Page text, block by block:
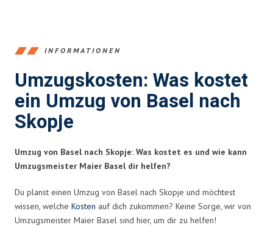
INFORMATIONEN
Umzugskosten: Was kostet
ein Umzug von Basel nach
Skopje
Umzug von Basel nach Skopje: Was kostet es und wie kann
Umzugsmeister Maier Basel dir helfen?
Du planst einen Umzug von Basel nach Skopje und möchtest
wissen, welche Kosten auf dich zukommen? Keine Sorge, wir von
Umzugsmeister Maier Basel sind hier, um dir zu helfen!